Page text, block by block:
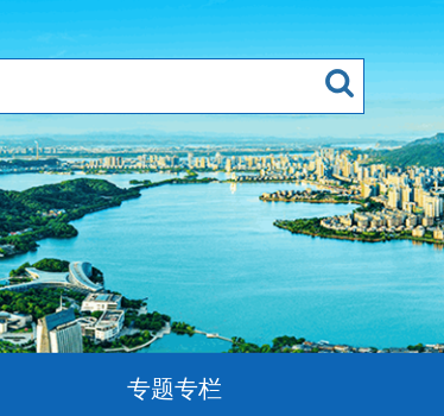
专题专栏